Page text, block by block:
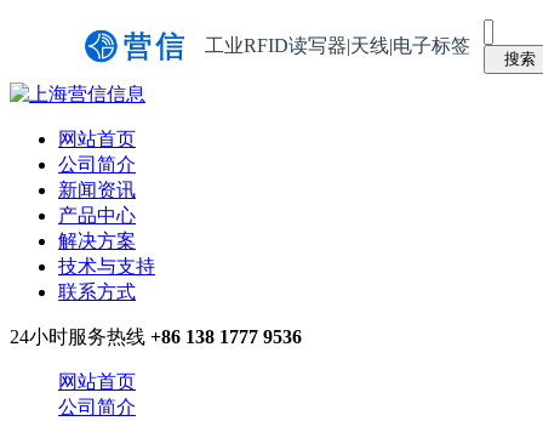
工业RFID读写器|天线|电子标签
网站首页
公司简介
新闻资讯
产品中心
解决方案
技术与支持
联系方式
24小时服务热线 +86 138 1777 9536
网站首页
公司简介